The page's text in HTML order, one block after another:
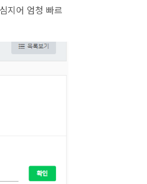
지어 엄청 빠르